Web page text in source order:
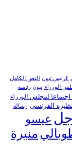
الرئيس تبون النص الكامل
الوزراء تبون رئاسة
لمجلس الوزراء
الفرنسي رسالة
عيسو
منيرة